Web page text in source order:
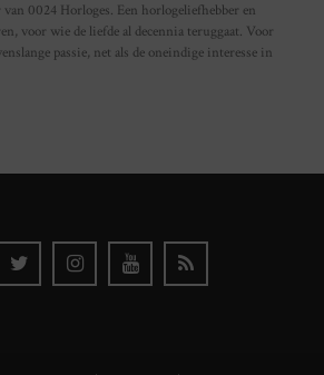
0024 Horloges. Een horlogeliefhebber en
voor wie de liefde al decennia teruggaat. Voor
passie, net als de oneindige interesse in